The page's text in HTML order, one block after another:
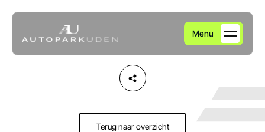
Menu
Aanbod
Terug naar overzicht